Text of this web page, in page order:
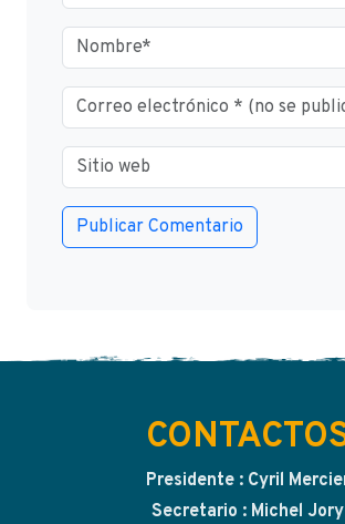
Presidente : Cyril
Secretario : Michel Jory